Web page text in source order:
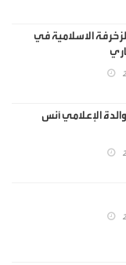
الاسلامية في
الإعلامي أنس